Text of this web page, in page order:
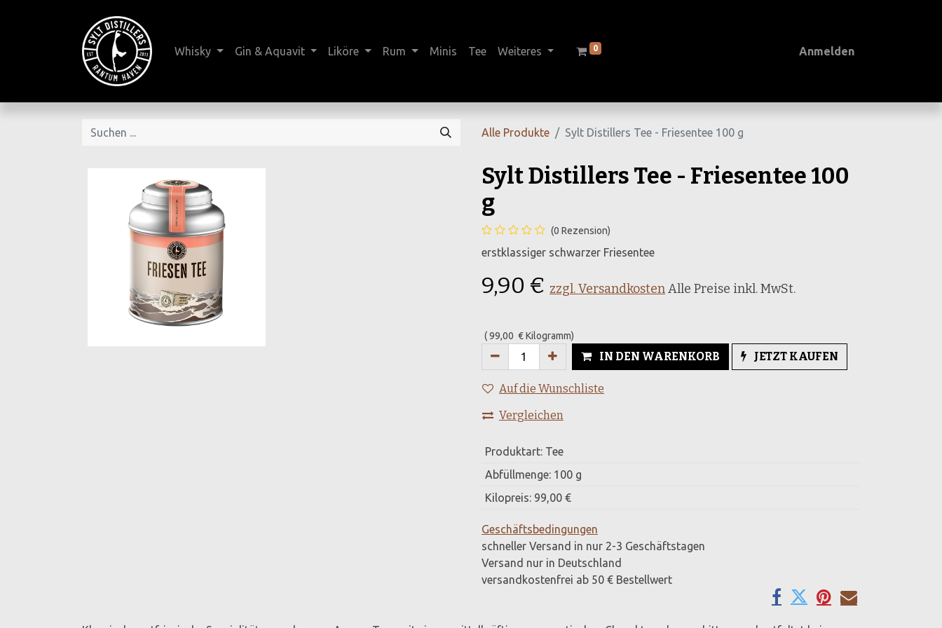
Whisky Gin & Aquavit Liköre Rum Minis Tee Weiteres 0 Anmelden
Alle Produkte Sylt Distillers Tee - Friesentee 100 g
Sylt Distillers Tee - Friesentee 100
g
(0 Rezension)
erstklassiger schwarzer Friesentee
9,90 € zzgl. VersandkostenAlle Preise inkl. MwSt.
(99,00 €Kilogramm)
IN DEN WARENKORB JETZT KAUFEN
Auf die Wunschliste
Vergleichen
Produktart: Tee
Abfüllmenge: 100 g
Kilopreis: 99,00 €
Geschäftsbedingungen
schneller Versand in nur 2-3 Geschäftstagen
Versand nur in Deutschland
versandkostenfrei ab 50 € Bestellwert